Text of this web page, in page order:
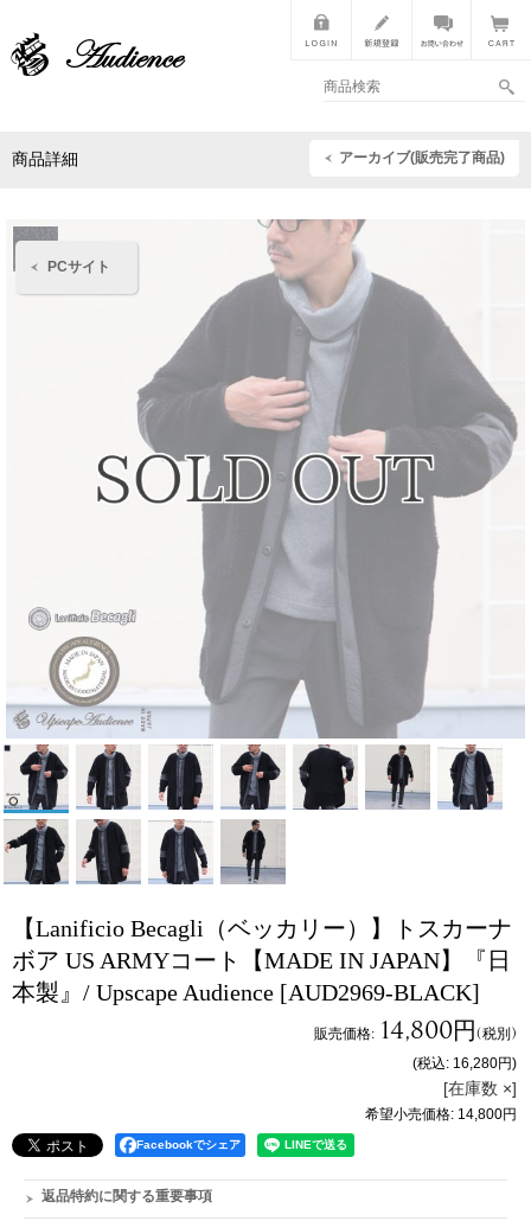
PCサイト
商品詳細 アーカイブ(販売完了商品)
【Lanificio Becagli（ベッカリー）】トスカーナ
ボア US ARMYコート【MADE IN JAPAN】『日
本製』/ Upscape Audience [AUD2969-BLACK]
販売価格: 14,800円(税別)
(税込: 16,280円)
[在庫数 ×]
希望小売価格: 14,800円
Facebookでシェア
返品特約に関する重要事項